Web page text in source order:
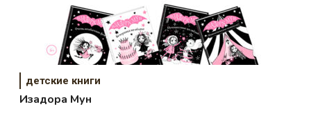
детские книги
Изадора Мун